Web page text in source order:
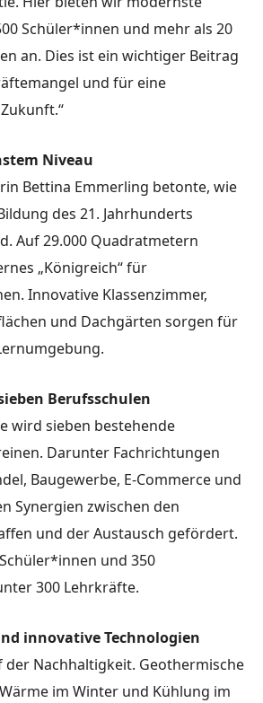
Schüler*innen und mehr als 20
an. Dies ist ein wichtiger Beitrag
und für eine
Niveau
Bettina Emmerling betonte, wie
des 21. Jahrhunderts
Auf 29.000 Quadratmetern
„Königreich“ für
Innovative Klassenzimmer,
und Dachgärten sorgen für
Berufsschulen
wird sieben bestehende
Darunter Fachrichtungen
Baugewerbe, E-Commerce und
Synergien zwischen den
und der Austausch gefördert.
und 350
300 Lehrkräfte.
innovative Technologien
der Nachhaltigkeit. Geothermische
im Winter und Kühlung im